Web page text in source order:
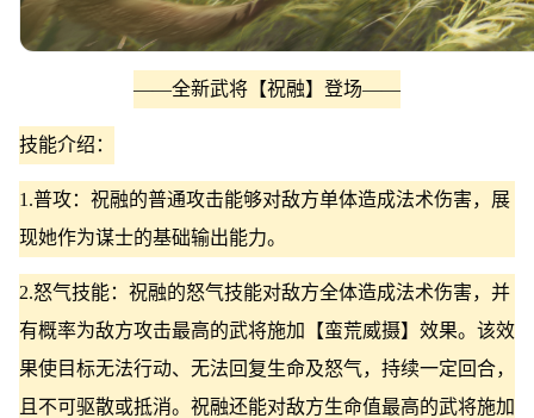
——全新武将【祝融】登场——
技能介绍：
1.普攻：祝融的普通攻击能够对敌方单体造成法术伤害，展
现她作为谋士的基础输出能力。
2.怒气技能：祝融的怒气技能对敌方全体造成法术伤害，并
有概率为敌方攻击最高的武将施加【蛮荒威摄】效果。该效
果使目标无法行动、无法回复生命及怒气，持续一定回合，
且不可驱散或抵消。祝融还能对敌方生命值最高的武将施加